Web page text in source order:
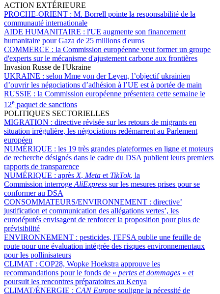
ACTION EXTÉRIEURE
PROCHE-ORIENT : M. Borrell pointe la responsabilité de la
communauté internationale
AIDE HUMANITAIRE : l'UE augmente son financement
humanitaire pour Gaza de 25 millions d'euros
COMMERCE : la Commission européenne veut former un groupe
d'experts sur le mécanisme d'ajustement carbone aux frontières
Invasion Russe de l'Ukraine
UKRAINE : selon Mme von der Leyen, l’objectif ukrainien
d’ouvrir les négociations d’adhésion à l’UE est à portée de main
RUSSIE : la Commission européenne présentera cette semaine le
12e paquet de sanctions
POLITIQUES SECTORIELLES
MIGRATION : directive révisée sur les retours de migrants en
situation irrégulière, les négociations redémarrent au Parlement
européen
NUMÉRIQUE : les 19 très grandes plateformes en ligne et moteurs
de recherche désignés dans le cadre du DSA publient leurs premiers
rapports de transparence
NUMÉRIQUE : après X, Meta et TikTok, la
Commission interroge AliExpress sur les mesures prises pour se
conformer au DSA
CONSOMMATEURS/ENVIRONNEMENT : directive’
justification et communication des allégations vertes’, les
eurodéputés envisagent de renforcer la proposition pour plus de
prévisibilité
ENVIRONNEMENT : pesticides, l'EFSA publie une feuille de
route pour une évaluation intégrée des risques environnementaux
pour les pollinisateurs
CLIMAT : COP28, Wopke Hoekstra approuve les
recommandations pour le fonds de « pertes et dommages » et
poursuit les rencontres préparatoires au Kenya
CLIMAT/ÉNERGIE : CAN Europe souligne la nécessité de